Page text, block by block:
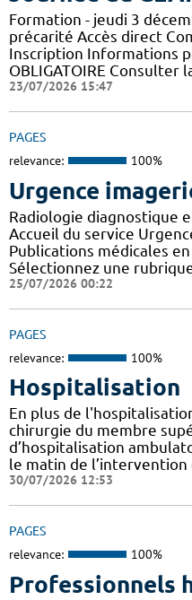
Formation - jeudi 3
précarité Accès direct
Inscription Informations
OBLIGATOIRE
23/07/2026 15:47
PAGES
relevance: 100%
Urgence
Radiologie diagnostique
Accueil du service
Publications médicales
Sélectionnez une
25/07/2026 00:22
PAGES
relevance: 100%
Hospitalisation
En plus de
chirurgie du membre
d’hospitalisation
le matin de
30/07/2026 12:53
PAGES
relevance: 100%
Professionnels